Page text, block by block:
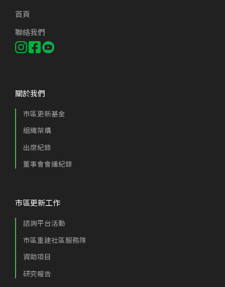
首頁
聯絡我們
關於我們
市區更新基金
組織架構
出席紀錄
董事會會議紀錄
市區更新工作
諮詢平台活動
市區重建社區服務隊
資助項目
研究報告